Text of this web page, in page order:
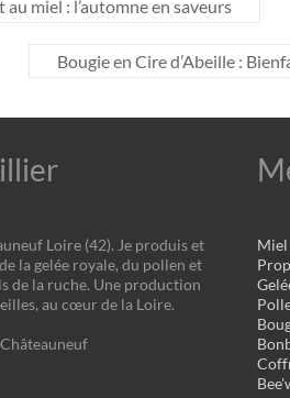
miel : l’automne en saveurs
Bougie en Cire d’Abeille :
Loire (42). Je produis et
la gelée royale, du pollen et
de la ruche. Une production
au cœur de la Loire.
Miel